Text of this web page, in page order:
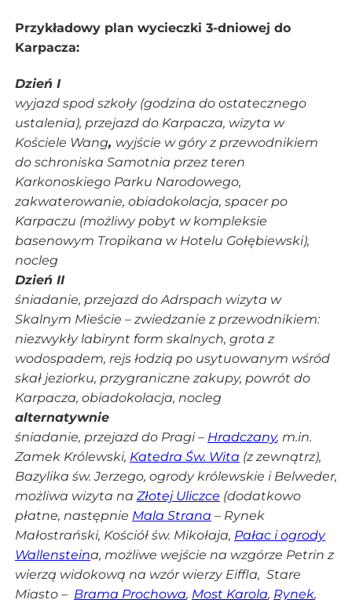
Przykładowy plan wycieczki 3-dniowej do
Karpacza:
Dzień I
wyjazd spod szkoły (godzina do ostatecznego
ustalenia), przejazd do Karpacza, wizyta w
Kościele Wang, wyjście w góry z przewodnikiem
do schroniska Samotnia przez teren
Karkonoskiego Parku Narodowego,
zakwaterowanie, obiadokolacja, spacer po
Karpaczu (możliwy pobyt w kompleksie
basenowym Tropikana w Hotelu Gołębiewski),
nocleg
Dzień II
śniadanie, przejazd do Adrspach wizyta w
Skalnym Mieście – zwiedzanie z przewodnikiem:
niezwykły labirynt form skalnych, grota z
wodospadem, rejs łodzią po usytuowanym wśród
skał jeziorku, przygraniczne zakupy, powrót do
Karpacza, obiadokolacja, nocleg
alternatywnie
śniadanie, przejazd do Pragi – Hradczany, m.in.
Zamek Królewski, Katedra Św. Wita (z zewnątrz),
Bazylika św. Jerzego, ogrody królewskie i Belweder,
możliwa wizyta na Złotej Uliczce (dodatkowo
płatne, następnie Mala Strana – Rynek
Małostrański, Kościół św. Mikołaja, Pałac i ogrody
Wallensteina, możliwe wejście na wzgórze Petrin z
wierzą widokową na wzór wierzy Eiffla, Stare
Miasto – Brama Prochowa, Most Karola, Rynek,